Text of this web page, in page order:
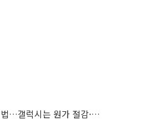
메모리값 폭등에 달라진 셈법…갤럭시는 원가 절감·아이폰은 서비스 확대